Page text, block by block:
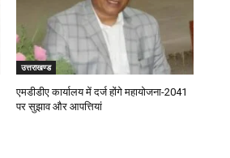
उत्तराखण्ड
एमडीडीए कार्यालय में दर्ज होंगे महायोजना-2041
पर सुझाव और आपत्तियां